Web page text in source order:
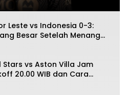
Leste vs Indonesia 0-3:
Besar Setelah Menang
Stars vs Aston Villa Jam
20.00 WIB dan Cara